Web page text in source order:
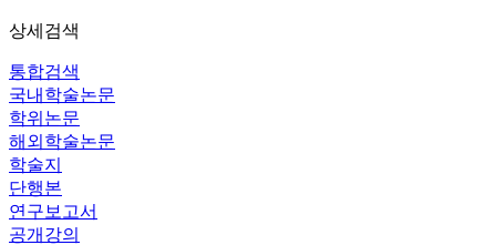
상세검색
통합검색
국내학술논문
학위논문
해외학술논문
학술지
단행본
연구보고서
공개강의